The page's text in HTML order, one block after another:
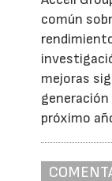
común
mejoras
próximo